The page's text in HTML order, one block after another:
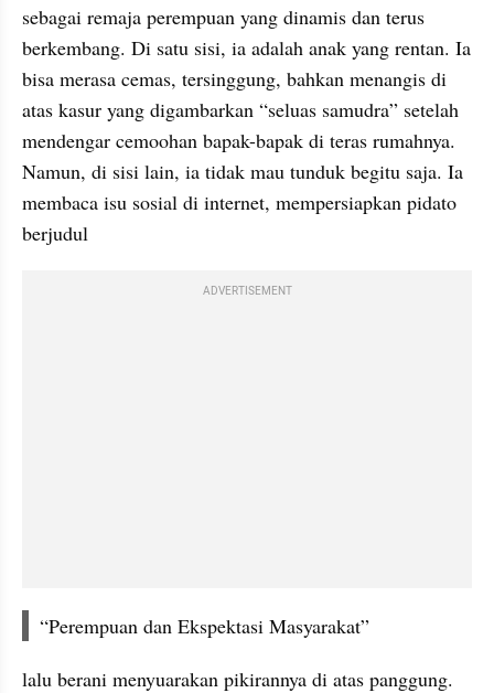
sebagai remaja perempuan yang dinamis dan terus
berkembang. Di satu sisi, ia adalah anak yang rentan. Ia
bisa merasa cemas, tersinggung, bahkan menangis di
atas kasur yang digambarkan “seluas samudra” setelah
mendengar cemoohan bapak-bapak di teras rumahnya.
Namun, di sisi lain, ia tidak mau tunduk begitu saja. Ia
membaca isu sosial di internet, mempersiapkan pidato
berjudul
ADVERTISEMENT
“Perempuan dan Ekspektasi Masyarakat”
lalu berani menyuarakan pikirannya di atas panggung.